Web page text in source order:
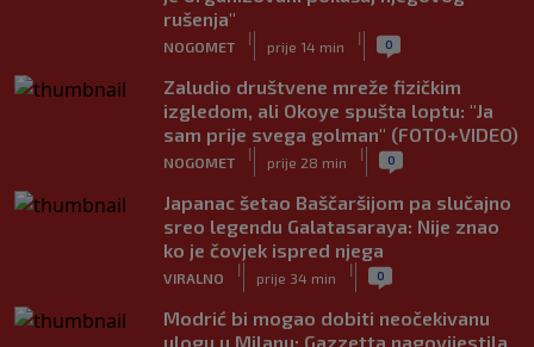
rušenja"
NOGOMET
|
prije 14 min
| 0
Zaludio društvene mreže fizičkim
izgledom, ali Okoye spušta loptu: "Ja
sam prije svega golman" (FOTO+VIDEO)
NOGOMET
|
prije 28 min
| 0
Japanac šetao Baščaršijom pa slučajno
sreo legendu Galatasaraya: Nije znao
ko je čovjek ispred njega
VIRALNO
|
prije 34 min
| 0
Modrić bi mogao dobiti neočekivanu
ulogu u Milanu: Gazzetta nagovijestila